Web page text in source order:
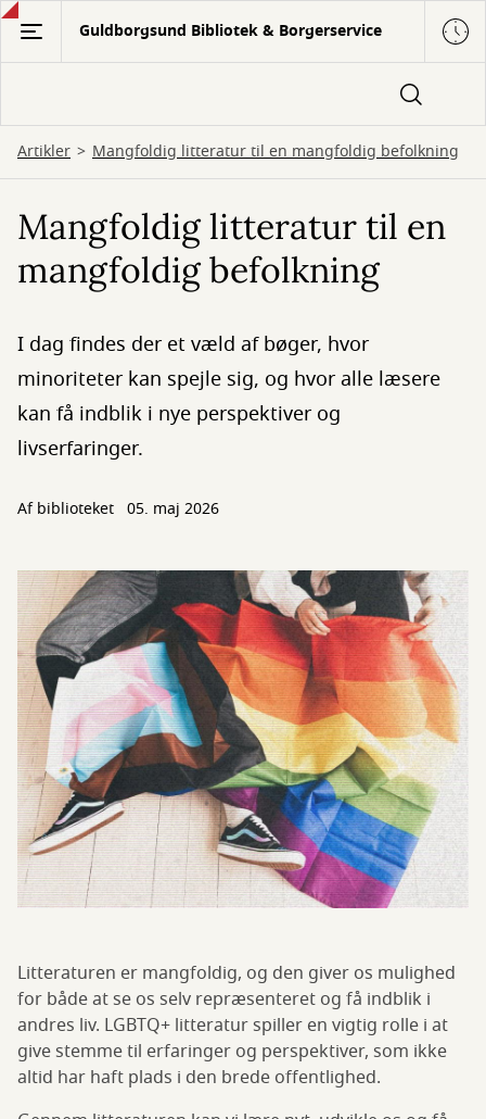
Gå
hovedindhold
Guldborgsund Bibliotek & Borgerservice
Artikler Mangfoldig litteratur til en mangfoldig befolkning
Mangfoldig litteratur til en
mangfoldig befolkning
I dag findes der et væld af bøger, hvor
minoriteter kan spejle sig, og hvor alle læsere
kan få indblik i nye perspektiver og
livserfaringer.
Af biblioteket 05. maj 2026
Litteraturen er mangfoldig, og den giver os mulighed
for både at se os selv repræsenteret og få indblik i
andres liv. LGBTQ+ litteratur spiller en vigtig rolle i at
give stemme til erfaringer og perspektiver, som ikke
altid har haft plads i den brede offentlighed.